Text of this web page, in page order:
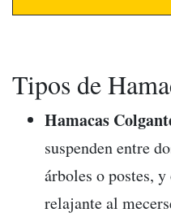
Tipos de
Hamacas
suspenden entre
árboles o postes,
relajante al